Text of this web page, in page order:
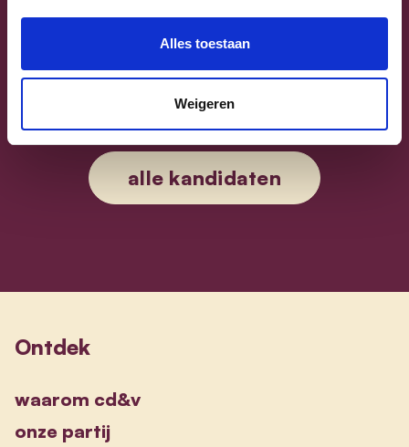
Alles toestaan
Weigeren
Vlaams-Brabant | Federaal Parlement
Sammy Mahdi
alle kandidaten
Ontdek
waarom cd&v
onze partij